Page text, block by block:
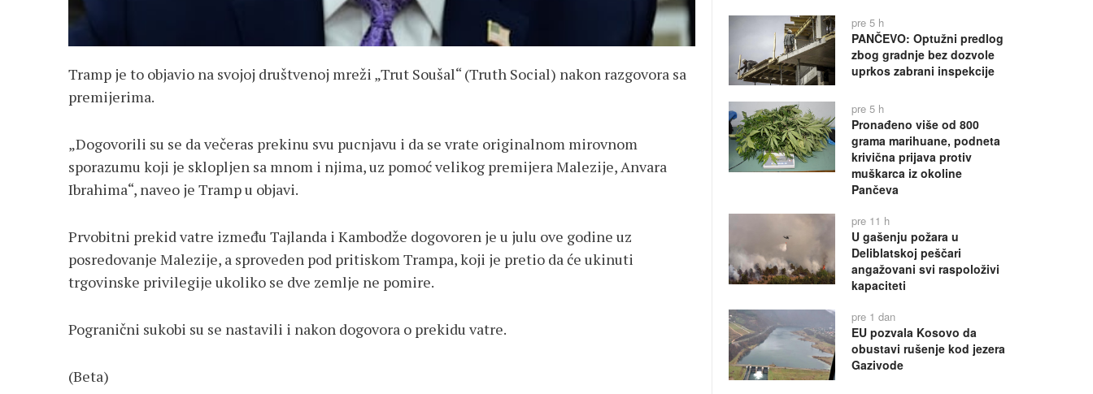
Tramp je to objavio na svojoj društvenoj mreži „Trut Soušal“ (Truth Social) nakon razgovora sa
premijerima.
„Dogovorili su se da večeras prekinu svu pucnjavu i da se vrate originalnom mirovnom
sporazumu koji je sklopljen sa mnom i njima, uz pomoć velikog premijera Malezije, Anvara
Ibrahima“, naveo je Tramp u objavi.
Prvobitni prekid vatre između Tajlanda i Kambodže dogovoren je u julu ove godine uz
posredovanje Malezije, a sproveden pod pritiskom Trampa, koji je pretio da će ukinuti
trgovinske privilegije ukoliko se dve zemlje ne pomire.
Pogranični sukobi su se nastavili i nakon dogovora o prekidu vatre.
(Beta)
pre 5 h
PANČEVO: Optužni predlog
zbog gradnje bez dozvole
uprkos zabrani inspekcije
pre 5 h
Pronađeno više od 800
grama marihuane, podneta
krivična prijava protiv
muškarca iz okoline
Pančeva
pre 11 h
U gašenju požara u
Deliblatskoj peščari
angažovani svi raspoloživi
kapaciteti
pre 1 dan
EU pozvala Kosovo da
obustavi rušenje kod jezera
Gazivode